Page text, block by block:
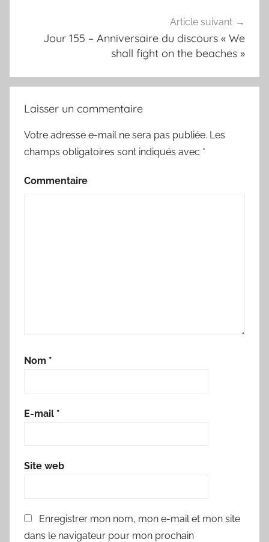
Article suivant
Jour 155 – Anniversaire du discours « We
shall fight on the beaches »
Laisser un commentaire
Votre adresse e-mail ne sera pas publiée. Les
champs obligatoires sont indiqués avec *
Commentaire
Nom *
E-mail *
Site web
Enregistrer mon nom, mon e-mail et mon site
dans le navigateur pour mon prochain